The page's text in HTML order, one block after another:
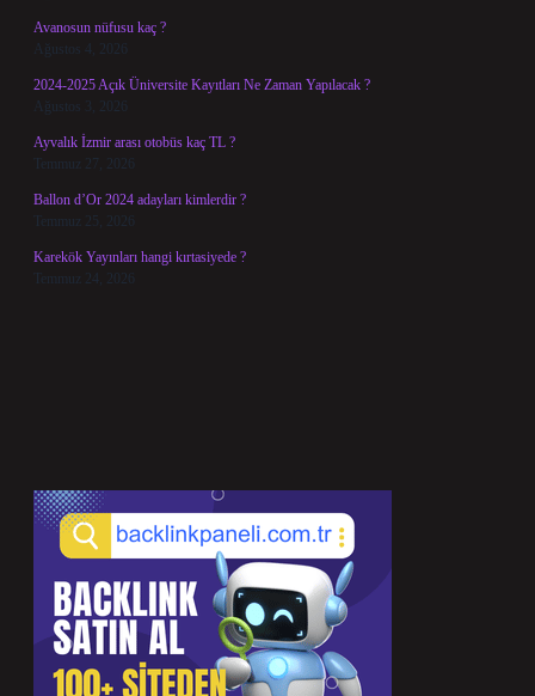
Avanosun nüfusu kaç ?
Ağustos 4, 2026
2024-2025 Açık Üniversite Kayıtları Ne Zaman Yapılacak ?
Ağustos 3, 2026
Ayvalık İzmir arası otobüs kaç TL ?
Temmuz 27, 2026
Ballon d’Or 2024 adayları kimlerdir ?
Temmuz 25, 2026
Karekök Yayınları hangi kırtasiyede ?
Temmuz 24, 2026